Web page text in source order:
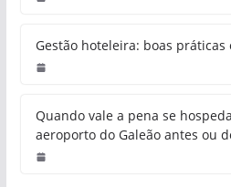
Gestão hoteleira: boas práticas
Quando vale a pena se
aeroporto do Galeão antes ou